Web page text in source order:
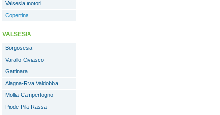
Valsesia motori
Copertina
VALSESIA
Borgosesia
Varallo-Civiasco
Gattinara
Alagna-Riva Valdobbia
Mollia-Campertogno
Piode-Pila-Rassa